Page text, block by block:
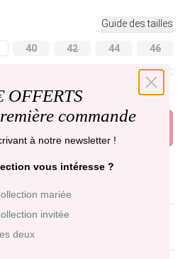
Guide des tailles
ou indisponible
épuisée ou indisponible
40
Variante épuisée ou indisponible
42
Variante épuisée ou
44
Variante
46
Hanches:
au panier
OFFERTS
commande
à notre newsletter !
vous intéresse ?
de collection
mariée
invitée
deux